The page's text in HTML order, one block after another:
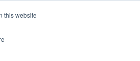
this website